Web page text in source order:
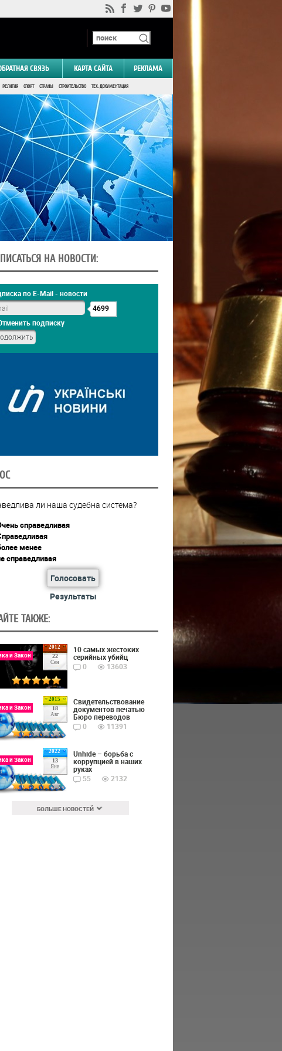
СВЯЗЬ КАРТА САЙТА РЕКЛАМА
РЕЛИГИЯ СПОРТ СТРАНЫ СТРОИТЕЛЬСТВО ТЕХ. ДОКУМЕНТАЦИЯ
НА НОВОСТИ:
по E-Mail - новости
4699
подписку
ли наша судебна система?
справедливая
менее
справедливая
Голосовать
Результаты
ТАКЖЕ:
2012
22
Сен
и Закон
10 самых жестоких
серийных убийц
0
13603
2015
18
Авг
и Закон
Cвидетельствование
документов печатью
Бюро переводов
0
11391
2022
13
Янв
и Закон
Unhide – борьба с
коррупцией в наших
руках
55
2132
БОЛЬШЕ НОВОСТЕЙ